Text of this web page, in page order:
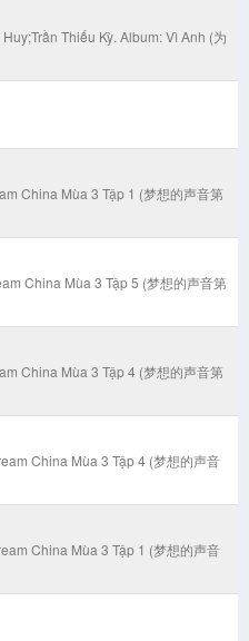
Thiếu Kỳ. Album: Vì Anh (为
China Mùa 3 Tập 1 (梦想的声音第
China Mùa 3 Tập 5 (梦想的声音第
China Mùa 3 Tập 4 (梦想的声音第
China Mùa 3 Tập 4 (梦想的声音
China Mùa 3 Tập 1 (梦想的声音